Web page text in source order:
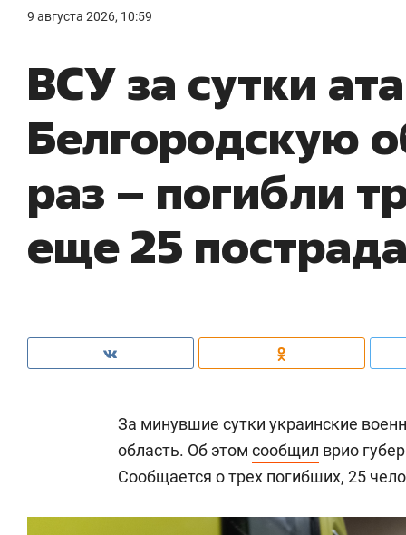
9 августа 2026, 10:59
ВСУ за сутки
Белгородскую
раз – погибли
еще 25
За минувшие сутки украинские
область. Об этом сообщил врио
Сообщается о трех погибших, 25